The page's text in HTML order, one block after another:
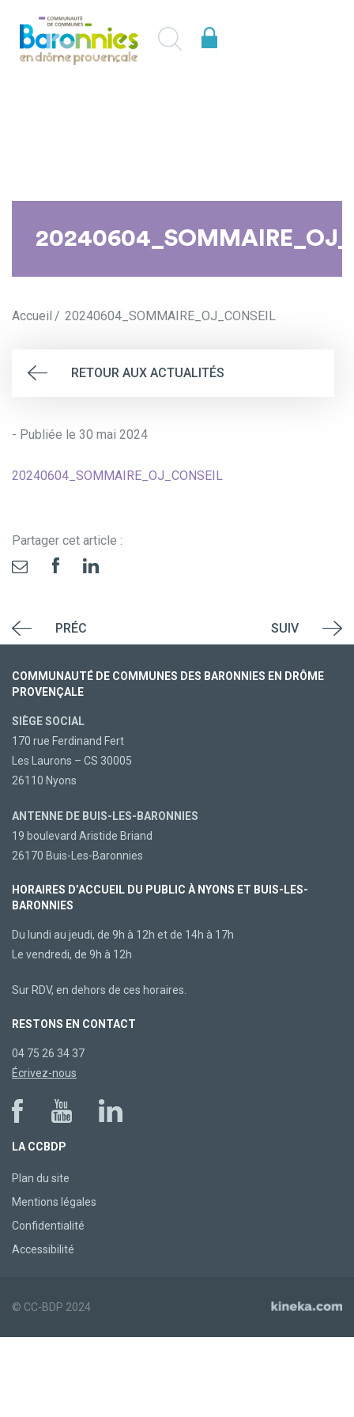
Accueil 20240604_SOMMAIRE_OJ_CONSEIL
RETOUR AUX ACTUALITÉS
- Publiée le 30 mai 2024
20240604_SOMMAIRE_OJ_CONSEIL
Partager cet article :
PRÉC SUIV
COMMUNAUTÉ DE COMMUNES DES BARONNIES EN DRÔME
PROVENÇALE
SIÈGE SOCIAL
170 rue Ferdinand Fert
Les Laurons – CS 30005
26110 Nyons
ANTENNE DE BUIS-LES-BARONNIES
19 boulevard Aristide Briand
26170 Buis-Les-Baronnies
HORAIRES D’ACCUEIL DU PUBLIC À NYONS ET BUIS-LES-
BARONNIES
Du lundi au jeudi, de 9h à 12h et de 14h à 17h
Le vendredi, de 9h à 12h
Sur RDV, en dehors de ces horaires.
RESTONS EN CONTACT
04 75 26 34 37
Écrivez-nous
LA CCBDP
Plan du site
Mentions légales
Confidentialité
Accessibilité
© CC-BDP 2024